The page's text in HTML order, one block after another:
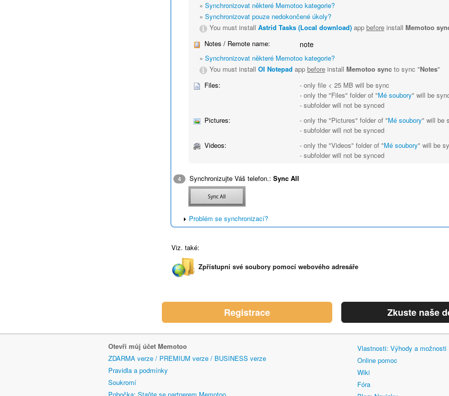
» Synchronizovat některé Memotoo kategorie?
» Synchronizovat pouze nedokončené úkoly?
You must install Astrid Tasks (Local download)app beforeinstall Memotoo
Notes / Remote name:
note
» Synchronizovat některé Memotoo kategorie?
You must install OI Notepad app beforeinstall Memotoo syncto sync "Notes"
Files:
- only file < 25 MB will be sync
- only the "Files" folder of "Mé soubory" will be
- subfolder will not be synced
Pictures:
- only the "Pictures" folder of "Mé soubory" will be
- subfolder will not be synced
Videos:
- only the "Videos" folder of "Mé soubory" will be
- subfolder will not be synced
4 Synchronizujte Váš telefon.: Sync All
Problém se synchronizací?
Viz. také:
Zpřístupni své soubory pomocí webového adresáře
Registrace Zkuste naše
Otevři můj účet Memotoo
ZDARMA verze / PREMIUM verze / BUSINESS verze
Pravidla a podmínky
Soukromí
Vlastnosti: Výhody a možnosti
Online pomoc
Wiki
Fóra